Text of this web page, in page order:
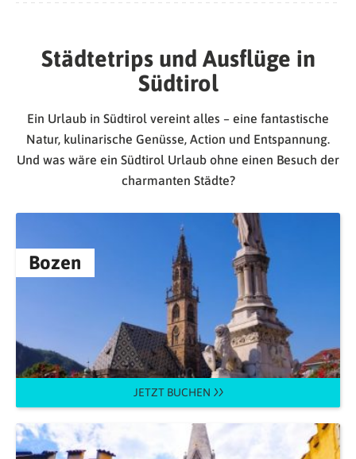
Städtetrips und Ausflüge in
Südtirol
Ein Urlaub in Südtirol vereint alles – eine fantastische
Natur, kulinarische Genüsse, Action und Entspannung.
Und was wäre ein Südtirol Urlaub ohne einen Besuch der
charmanten Städte?
Bozen
JETZT BUCHEN